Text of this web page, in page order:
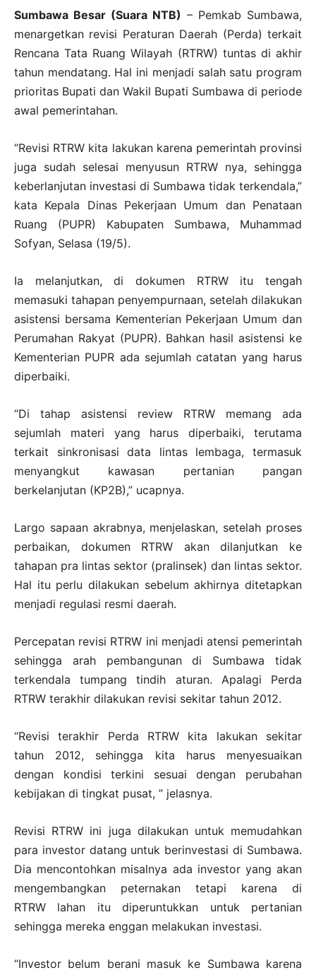
Sumbawa Besar (Suara NTB) – Pemkab Sumbawa,
menargetkan revisi Peraturan Daerah (Perda) terkait
Rencana Tata Ruang Wilayah (RTRW) tuntas di akhir
tahun mendatang. Hal ini menjadi salah satu program
prioritas Bupati dan Wakil Bupati Sumbawa di periode
awal pemerintahan.
“Revisi RTRW kita lakukan karena pemerintah provinsi
juga sudah selesai menyusun RTRW nya, sehingga
keberlanjutan investasi di Sumbawa tidak terkendala,”
kata Kepala Dinas Pekerjaan Umum dan Penataan
Ruang (PUPR) Kabupaten Sumbawa, Muhammad
Sofyan, Selasa (19/5).
Ia melanjutkan, di dokumen RTRW itu tengah
memasuki tahapan penyempurnaan, setelah dilakukan
asistensi bersama Kementerian Pekerjaan Umum dan
Perumahan Rakyat (PUPR). Bahkan hasil asistensi ke
Kementerian PUPR ada sejumlah catatan yang harus
diperbaiki.
“Di tahap asistensi review RTRW memang ada
sejumlah materi yang harus diperbaiki, terutama
terkait sinkronisasi data lintas lembaga, termasuk
menyangkut kawasan pertanian pangan
berkelanjutan (KP2B),” ucapnya.
Largo sapaan akrabnya, menjelaskan, setelah proses
perbaikan, dokumen RTRW akan dilanjutkan ke
tahapan pra lintas sektor (pralinsek) dan lintas sektor.
Hal itu perlu dilakukan sebelum akhirnya ditetapkan
menjadi regulasi resmi daerah.
Percepatan revisi RTRW ini menjadi atensi pemerintah
sehingga arah pembangunan di Sumbawa tidak
terkendala tumpang tindih aturan. Apalagi Perda
RTRW terakhir dilakukan revisi sekitar tahun 2012.
“Revisi terakhir Perda RTRW kita lakukan sekitar
tahun 2012, sehingga kita harus menyesuaikan
dengan kondisi terkini sesuai dengan perubahan
kebijakan di tingkat pusat, ” jelasnya.
Revisi RTRW ini juga dilakukan untuk memudahkan
para investor datang untuk berinvestasi di Sumbawa.
Dia mencontohkan misalnya ada investor yang akan
mengembangkan peternakan tetapi karena di
RTRW lahan itu diperuntukkan untuk pertanian
sehingga mereka enggan melakukan investasi.
“Investor belum berani masuk ke Sumbawa karena